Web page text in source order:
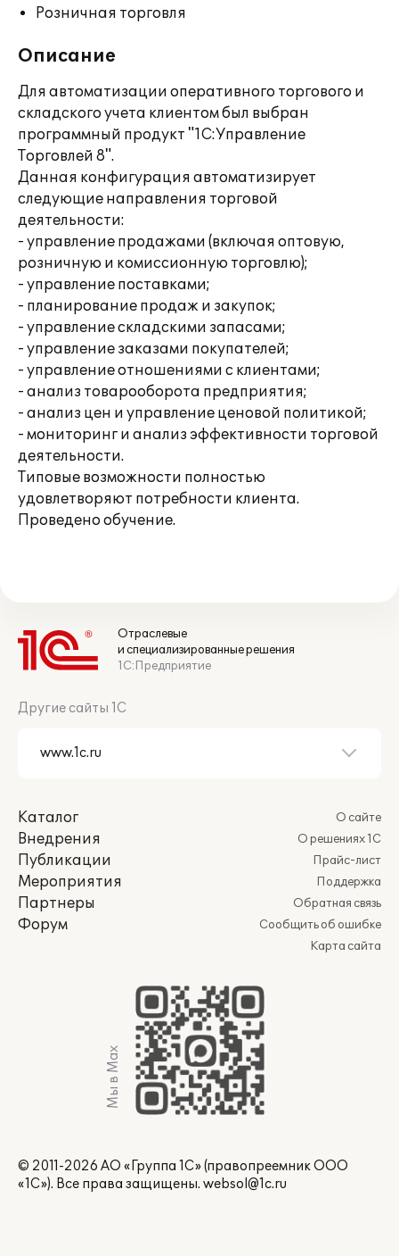
Розничная торговля
Описание
Для автоматизации оперативного торгового и
складского учета клиентом был выбран
программный продукт "1С:Управление
Торговлей 8".
Данная конфигурация автоматизирует
следующие направления торговой
деятельности:
- управление продажами (включая оптовую,
розничную и комиссионную торговлю);
- управление поставками;
- планирование продаж и закупок;
- управление складскими запасами;
- управление заказами покупателей;
- управление отношениями с клиентами;
- анализ товарооборота предприятия;
- анализ цен и управление ценовой политикой;
- мониторинг и анализ эффективности торговой
деятельности.
Типовые возможности полностью
удовлетворяют потребности клиента.
Проведено обучение.
Отраслевые
и специализированные решения
1С:Предприятие
Другие сайты 1С
Каталог
Внедрения
Публикации
Мероприятия
Партнеры
Форум
О сайте
О решениях 1С
Прайс-лист
Поддержка
Обратная связь
Сообщить об ошибке
Карта сайта
Мы в Max
© 2011-2026 АО «Группа 1С» (правопреемник ООО
«1С»). Все права защищены. websol@1c.ru